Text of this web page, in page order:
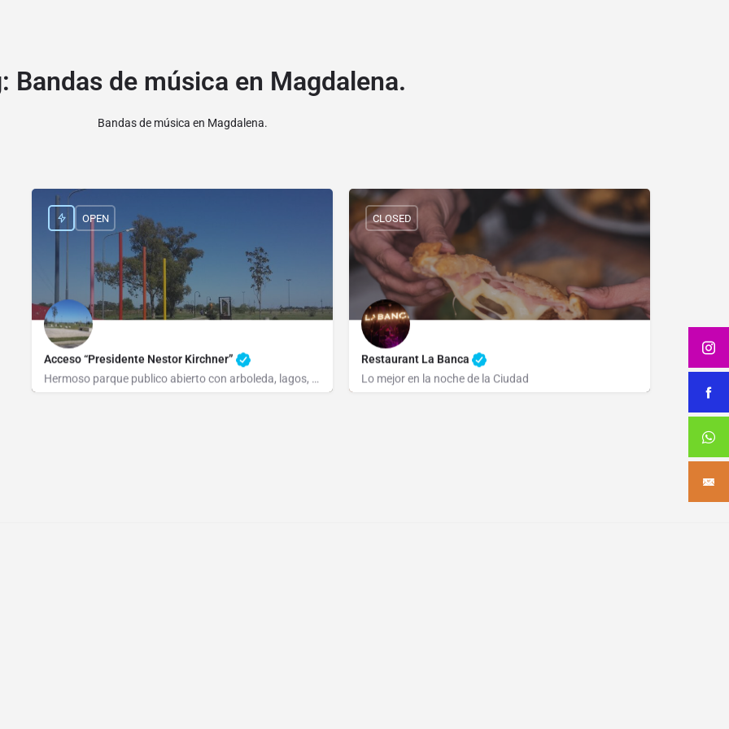
Bandas de música en Magdalena.
Bandas de música en Magdalena.
Acceso “Presidente Nestor Kirchner”
Hermoso parque publico abierto con arboleda, lagos, senderos, juegos, y patinodromo.
OPEN
Restaurant La Banca
Lo mejor en la noche de la Ciudad
CLOSED